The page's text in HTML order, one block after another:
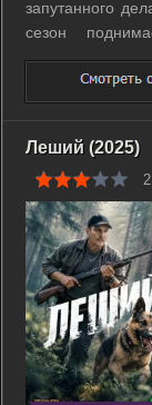
запутанного
сезон
оперативника с
полагаться
Леший (2025)